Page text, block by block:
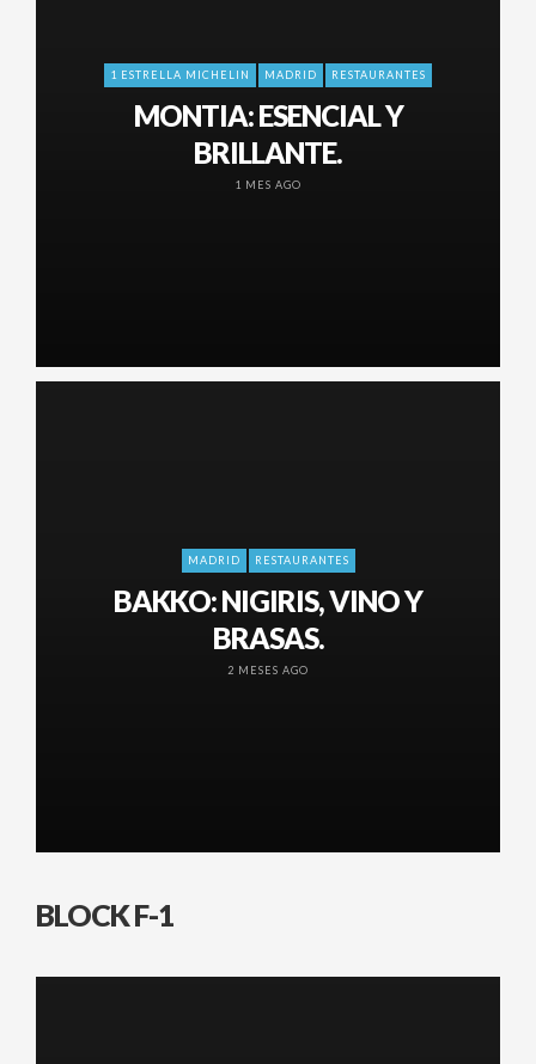
1 ESTRELLA MICHELIN MADRID RESTAURANTES
MONTIA: ESENCIAL Y
BRILLANTE.
1 MES AGO
MADRID RESTAURANTES
BAKKO: NIGIRIS, VINO Y
BRASAS.
2 MESES AGO
BLOCK F-1